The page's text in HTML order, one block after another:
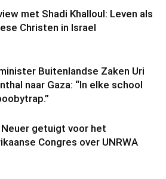
met Shadi Khalloul: Leven als
Christen in Israel
Buitenlandse Zaken Uri
naar Gaza: “In elke school
getuigt voor het
Congres over UNRWA